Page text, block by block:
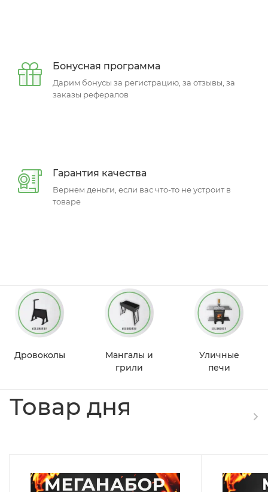
Бонусная программа
Дарим бонусы за регистрацию, за отзывы, за
заказы рефералов
Гарантия качества
Вернем деньги, если вас что-то не устроит в
товаре
Дровоколы
Мангалы и
грили
Уличные
печи
Товар дня